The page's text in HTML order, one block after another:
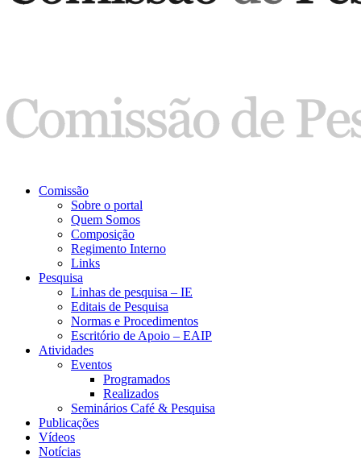
Comissão
Sobre o portal
Quem Somos
Composição
Regimento Interno
Links
Pesquisa
Linhas de pesquisa – IE
Editais de Pesquisa
Normas e Procedimentos
Escritório de Apoio – EAIP
Atividades
Eventos
Programados
Realizados
Seminários Café & Pesquisa
Publicações
Vídeos
Notícias